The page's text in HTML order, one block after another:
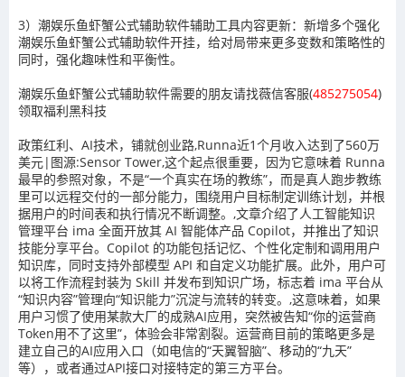
3）潮娱乐鱼虾蟹公式辅助软件辅助工具内容更新：新增多个强化
潮娱乐鱼虾蟹公式辅助软件开挂，给对局带来更多变数和策略性的
同时，强化趣味性和平衡性。
潮娱乐鱼虾蟹公式辅助软件需要的朋友请找薇信客服(485275054)
领取福利黑科技
政策红利、AI技术，铺就创业路,Runna近1个月收入达到了560万
美元|图源:Sensor Tower,这个起点很重要，因为它意味着 Runna
最早的参照对象，不是“一个真实在场的教练”，而是真人跑步教练
里可以远程交付的一部分能力，围绕用户目标制定训练计划，并根
据用户的时间表和执行情况不断调整。,文章介绍了人工智能知识
管理平台 ima 全面开放其 AI 智能体产品 Copilot，并推出了知识
技能分享平台。Copilot 的功能包括记忆、个性化定制和调用用户
知识库，同时支持外部模型 API 和自定义功能扩展。此外，用户可
以将工作流程封装为 Skill 并发布到知识广场，标志着 ima 平台从
“知识内容”管理向“知识能力”沉淀与流转的转变。,这意味着，如果
用户习惯了使用某款大厂的成熟AI应用，突然被告知“你的运营商
Token用不了这里”，体验会非常割裂。运营商目前的策略更多是
建立自己的AI应用入口（如电信的“天翼智脑”、移动的“九天”
等），或者通过API接口对接特定的第三方平台。